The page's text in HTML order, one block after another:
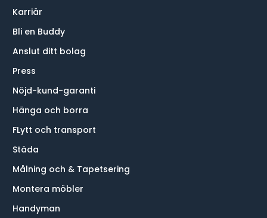
Karriär
Bli en Buddy
Anslut ditt bolag
Press
Nöjd-kund-garanti
Hänga och borra
FLytt och transport
Städa
Målning och & Tapetsering
Montera möbler
Handyman